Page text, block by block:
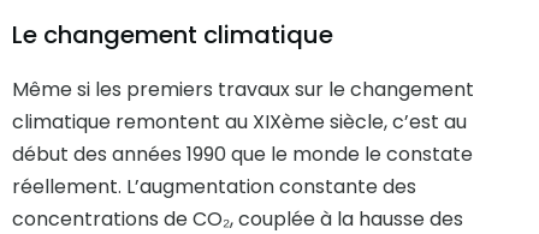
Le changement climatique
Même si les premiers travaux sur le changement
climatique remontent au XIXème siècle, c’est au
début des années 1990 que le monde le constate
réellement. L’augmentation constante des
concentrations de CO₂, couplée à la hausse des